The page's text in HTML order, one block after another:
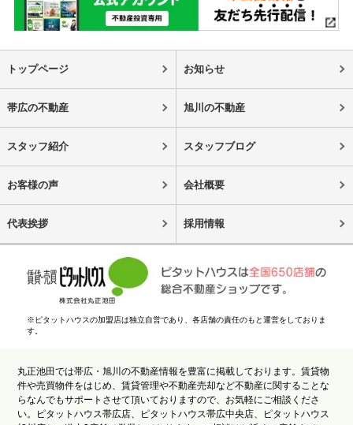
トップページ お知らせ
帯広の不動産 旭川の不動産
スタッフ紹介 スタッフブログ
お客様の声 会社概要
代表挨拶 採用情報
※ピタットハウスの加盟店は独立自営であり、各店舗の責任のもと運営をしておりま
す。
丸正池田では帯広・旭川の不動産情報を豊富に掲載しております。賃貸物
件や売買物件をはじめ、賃貸管理や不動産売却など不動産に関することな
らなんでもサポートさせて頂いておりますので、お気軽にご相談くださ
い。ピタットハウス帯広店、ピタットハウス帯広中央店、ピタットハウス